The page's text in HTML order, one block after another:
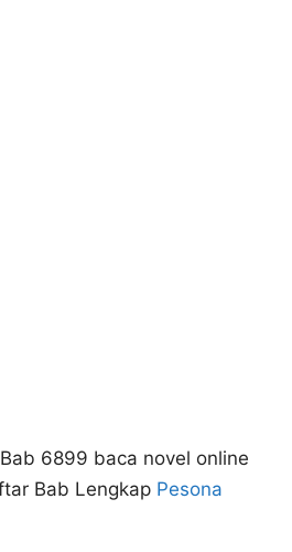
6899 baca novel online
Bab Lengkap Pesona